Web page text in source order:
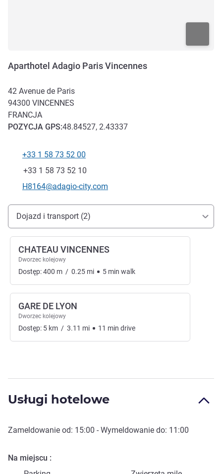
Aparthotel Adagio Paris Vincennes
42 Avenue de Paris
94300 VINCENNES
FRANCJA
POZYCJA GPS:48.84527, 2.43337
Telefon
+33 1 58 73 52 00
Faks
+33 1 58 73 52 10
Kontaktowy adres e-mail
H8164@adagio-city.com
Dojazd i transport
Dojazd i transport (2)
CHATEAU VINCENNES
Dworzec kolejowy
Dostęp:400 m / 0.25 mi 5 min walk
GARE DE LYON
Dworzec kolejowy
Dostęp: 5 km / 3.11 mi 11 min drive
Usługi hotelowe
Zameldowanie od: 15:00 - Wymeldowanie do: 11:00
Na miejscu